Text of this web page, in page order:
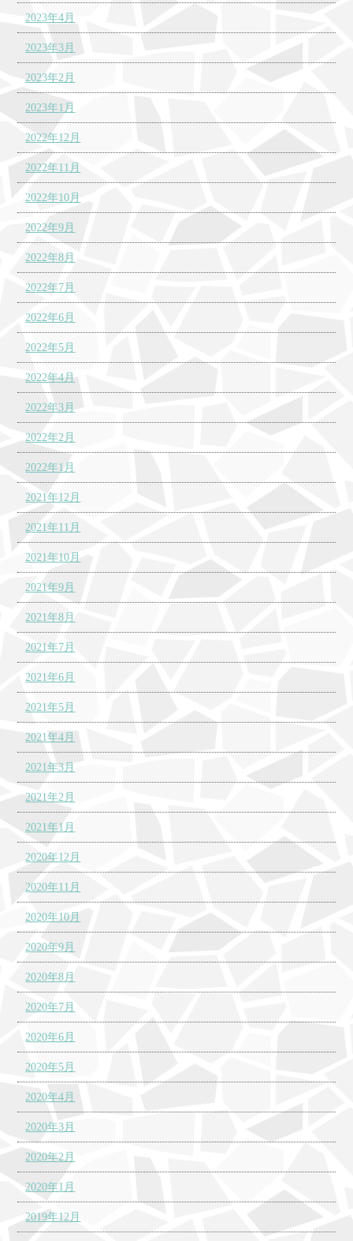
2023年4月
2023年3月
2023年2月
2023年1月
2022年12月
2022年11月
2022年10月
2022年9月
2022年8月
2022年7月
2022年6月
2022年5月
2022年4月
2022年3月
2022年2月
2022年1月
2021年12月
2021年11月
2021年10月
2021年9月
2021年8月
2021年7月
2021年6月
2021年5月
2021年4月
2021年3月
2021年2月
2021年1月
2020年12月
2020年11月
2020年10月
2020年9月
2020年8月
2020年7月
2020年6月
2020年5月
2020年4月
2020年3月
2020年2月
2020年1月
2019年12月